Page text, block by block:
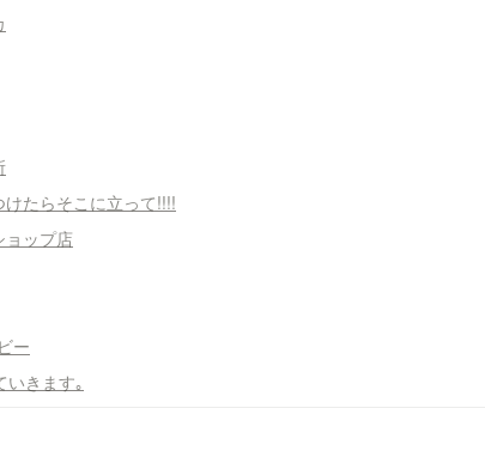
たらそこに立って!!!!
ップ店
ー
いきます｡